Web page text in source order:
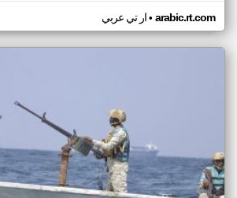
ار تي عربي• arabic.rt.com